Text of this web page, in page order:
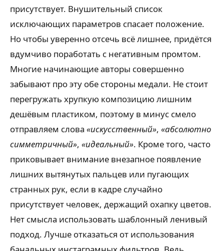
присутствует. Внушительный список
исключающих параметров спасает положение.
Но чтобы уверенно отсечь всё лишнее, придётся
вдумчиво поработать с негативным промтом.
Многие начинающие авторы совершенно
забывают про эту обе стороны медали. Не стоит
перегружать хрупкую композицию лишним
дешёвым пластиком, поэтому в минус смело
отправляем слова «искусственный», «абсолютно
симметричный», «идеальный». Кроме того, часто
приковывает внимание внезапное появление
лишних вытянутых пальцев или пугающих
странных рук, если в кадре случайно
присутствует человек, держащий охапку цветов.
Нет смысла использовать шаблонный ленивый
подход. Лучше отказаться от использования